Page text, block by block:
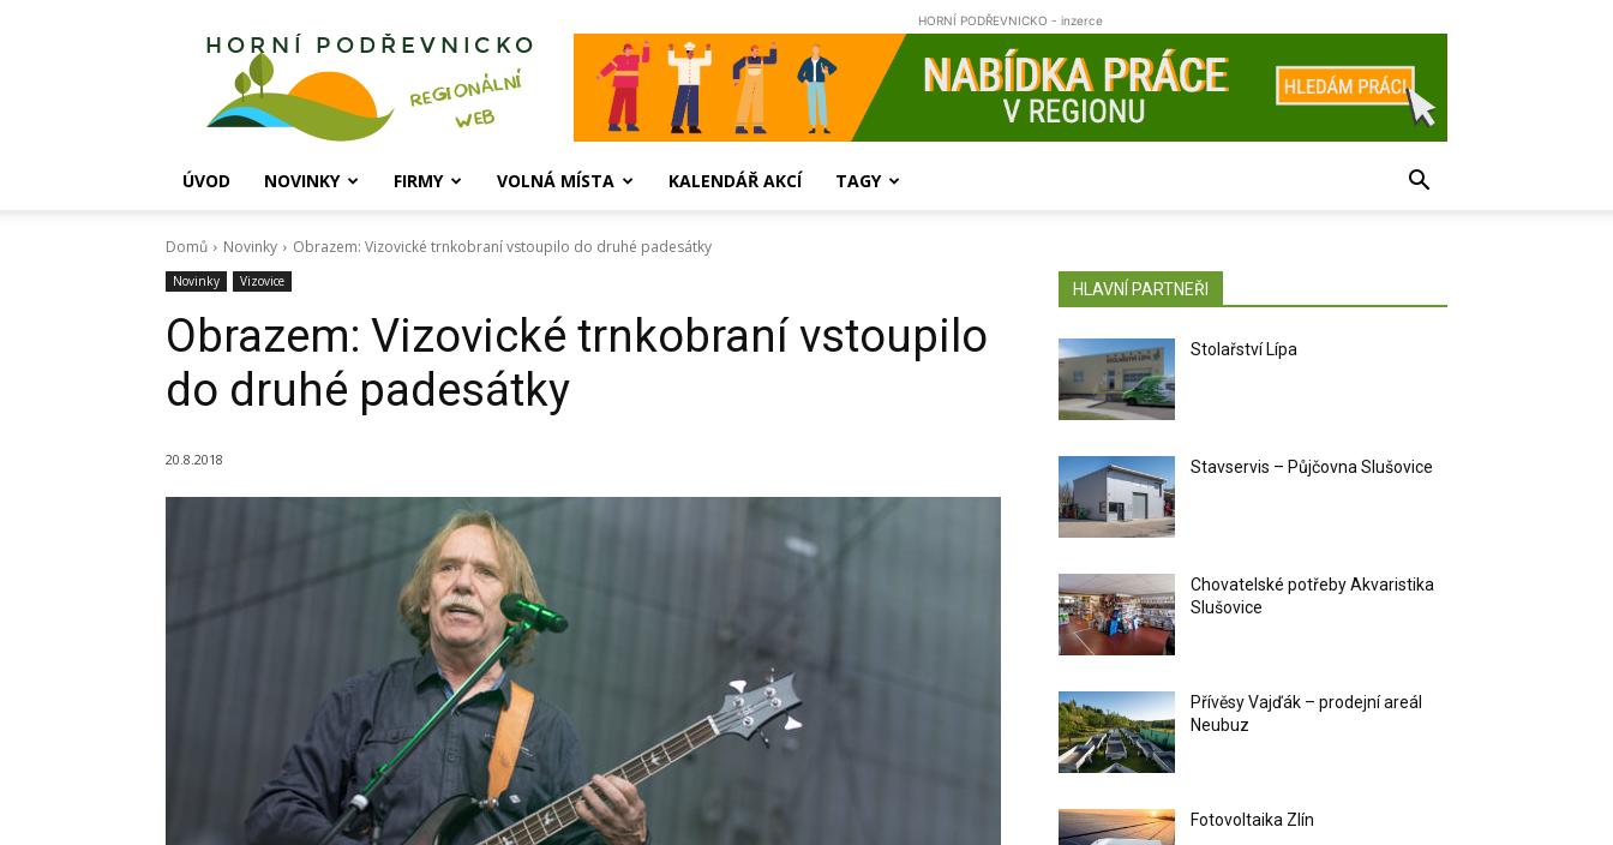
Horní
HORNÍ PODŘEVNICKO - inzerce
ÚVOD NOVINKY FIRMY VOLNÁ MÍSTA KALENDÁŘ AKCÍ TAGY
Domů Novinky Obrazem: Vizovické trnkobraní vstoupilo do druhé padesátky
Novinky Vizovice
Obrazem: Vizovické trnkobraní vstoupilo
do druhé padesátky
20.8.2018
HLAVNÍ PARTNEŘI
Stolařství Lípa
Stavservis – Půjčovna Slušovice
Chovatelské potřeby Akvaristika
Slušovice
Přívěsy Vajďák – prodejní areál
Neubuz
Fotovoltaika Zlín